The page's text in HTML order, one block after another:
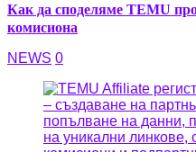
Как да споделяме TEMU
комисиона
NEWS 0